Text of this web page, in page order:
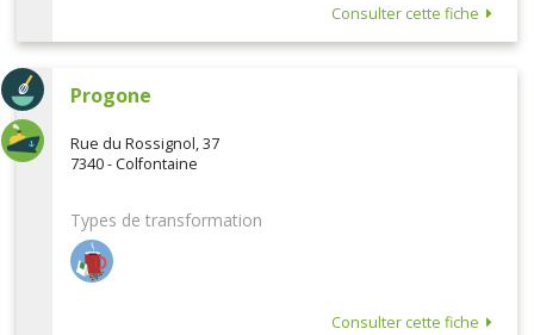
Consulter cette fiche
Progone
Rue du Rossignol, 37
7340 - Colfontaine
Types de transformation
Consulter cette fiche